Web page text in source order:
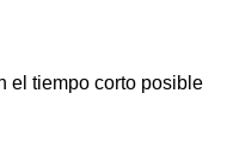
el tiempo corto posible